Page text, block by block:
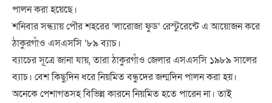
পালন করা হয়েছে।
শনিবার সন্ধ্যায় পৌর শহরের ‘লারোজা ফুড’ রেস্টুরেন্টে এ আয়োজন করে
ঠাকুরগাঁও এসএসসি ‘৮৯ ব্যাচ।
ব্যাচের সূত্রে জানা যায়, তারা ঠাকুরগাঁও জেলার এসএসসি ১৯৮৯ সালের
ব্যাচ। বেশ কিছুদিন ধরে নিয়মিত বন্ধুদের জন্মদিন পালন করা হয়।
অনেকে পেশাগতসহ বিভিন্ন কারনে নিয়মিত হতে পারেন না। তাই